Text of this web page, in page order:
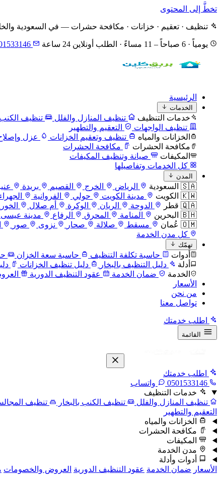
تخطَّ إلى المحتوى
تنظيف · تعقيم · خزانات · مكافحة حشرات — في السعودية
يومياً · 6 صباحاً – 11 مساءً · الطلب أونلاين 24 ساعة
الرئيسية
الخدمات
خدمات التنظيف تنظيف المنازل والفلل تنظيف الكنب
تنظيف الواجهات
التعقيم والتطهير
الخزانات والمياه
تنظيف وتعقيم الخزانات عزل
مكافحة الحشرات
مكافحة الحشرات
المكيفات
صيانة وتنظيف المكيفات
كل الخدمات وتفاصيلها
المدن
🇸🇦 السعودية الرياض الخرج القصيم بريدة
🇰🇼 الكويت
مدينة الكويت حولي الفروانية
🇶🇦 قطر
الدوحة الريان الوكرة أم صلال الخور
🇧🇭 البحرين
المنامة المحرق الرفاع مدينة عيسى
🇴🇲 عُمان
مسقط صلالة صحار نزوى صور
كل مدن الخدمة
تهمّك
أدوات حاسبة تكلفة التنظيف حاسبة سعة الخزان
أدلة
دليل التنظيف بالبخار دليل تنظيف الخزانات
الخدمة
ضمان الخدمة عقود التنظيف الدورية
الأسعار
من نحن
تواصل معنا
اطلب خدمتك
القائمة
اطلب خدمتك
0501533146
واتساب
خدمات التنظيف
تنظيف المنازل والفلل
تنظيف الكنب بالبخار تنظيف
التعقيم والتطهير
الخزانات والمياه
مكافحة الحشرات
المكيفات
مدن الخدمة
أدوات وأدلة
الأسعار ضمان الخدمة عقود التنظيف الدورية العروض والخصومات